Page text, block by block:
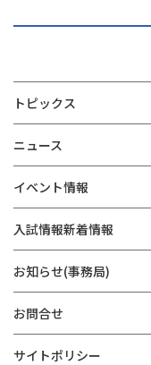
トピックス
ニュース
イベント情報
入試情報新着情報
お知らせ(事務局)
お問合せ
サイトポリシー